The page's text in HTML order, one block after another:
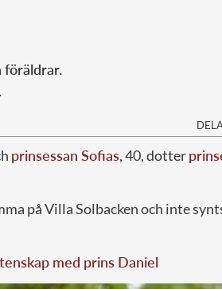
föräldrar.
prinsessan Sofias, 40, dotter
på Villa Solbacken och inte
med prins Daniel